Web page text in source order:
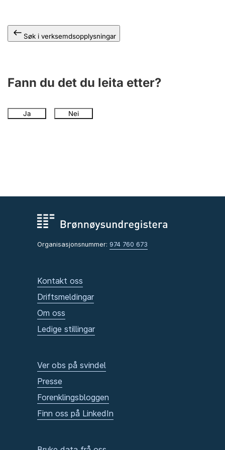
Søk i verksemdsopplysningar
Fann du det du leita etter?
Ja Nei
Organisasjonsnummer: 974 760 673
Kontakt oss
Driftsmeldingar
Om oss
Ledige stillingar
Ver obs på svindel
Presse
Forenklingsbloggen
Finn oss på LinkedIn